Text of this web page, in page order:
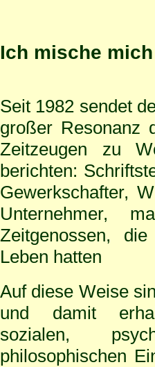
Ich mische
Seit 1982 sendet
großer Resonanz
Zeitzeugen zu
berichten:
Gewerkschafter,
Unternehmer,
Zeitgenossen,
Leben hatten
Auf diese Weise
und damit
sozialen,
philosophischen